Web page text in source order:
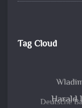
Tag Cloud